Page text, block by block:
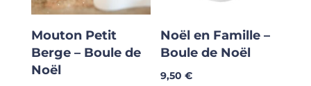
Mouton Petit
Berge – Boule de
Noël
Noël en Famille –
Boule de Noël
9,50€